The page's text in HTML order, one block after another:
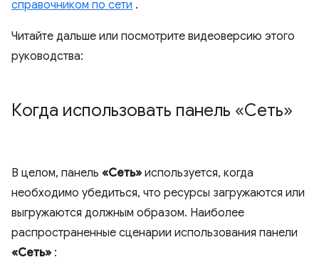
справочником по сети .
Читайте дальше или посмотрите видеоверсию этого
руководства:
Когда использовать панель «Сеть»
В целом, панель «Сеть» используется, когда
необходимо убедиться, что ресурсы загружаются или
выгружаются должным образом. Наиболее
распространенные сценарии использования панели
«Сеть» :